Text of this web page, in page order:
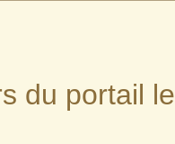
du portail